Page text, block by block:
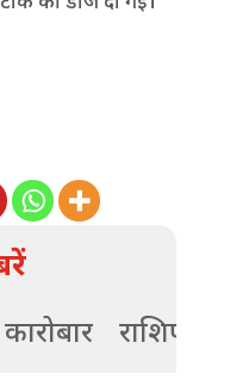
कारोबार राशिफल